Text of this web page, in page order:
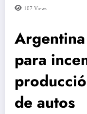
107 Views
para
de autos